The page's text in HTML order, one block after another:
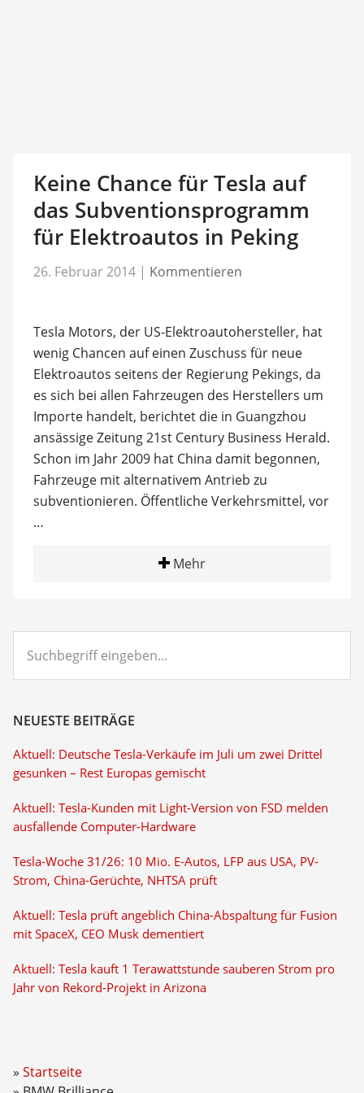
Keine Chance für Tesla auf
das Subventionsprogramm
für Elektroautos in Peking
26. Februar 2014 | Kommentieren
Tesla Motors, der US-Elektroautohersteller, hat
wenig Chancen auf einen Zuschuss für neue
Elektroautos seitens der Regierung Pekings, da
es sich bei allen Fahrzeugen des Herstellers um
Importe handelt, berichtet die in Guangzhou
ansässige Zeitung 21st Century Business Herald.
Schon im Jahr 2009 hat China damit begonnen,
Fahrzeuge mit alternativem Antrieb zu
subventionieren. Öffentliche Verkehrsmittel, vor
…
Mehr
eingeben...
NEUESTE BEITRÄGE
Aktuell: Deutsche Tesla-Verkäufe im Juli um zwei Drittel
gesunken – Rest Europas gemischt
Aktuell: Tesla-Kunden mit Light-Version von FSD melden
ausfallende Computer-Hardware
Tesla-Woche 31/26: 10 Mio. E-Autos, LFP aus USA, PV-
Strom, China-Gerüchte, NHTSA prüft
Aktuell: Tesla prüft angeblich China-Abspaltung für Fusion
mit SpaceX, CEO Musk dementiert
Aktuell: Tesla kauft 1 Terawattstunde sauberen Strom pro
Jahr von Rekord-Projekt in Arizona
Startseite